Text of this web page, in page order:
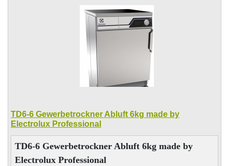
TD6-6 Gewerbetrockner Abluft 6kg made by
Electrolux Professional
TD6-6 Gewerbetrockner Abluft 6kg made by
Electrolux Professional